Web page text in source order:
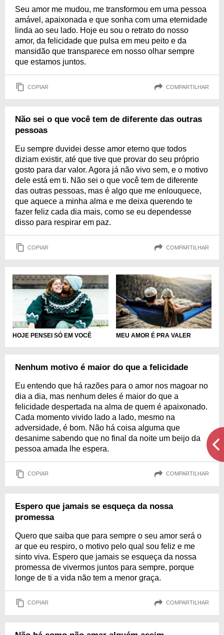
Seu amor me mudou, me transformou em uma pessoa
amável, apaixonada e que sonha com uma eternidade
linda ao seu lado. Hoje eu sou o retrato do nosso
amor, da felicidade que pulsa em meu peito e da
mansidão que transparece em nosso olhar sempre
que estamos juntos.
COPIAR COMPARTILHAR
Não sei o que você tem de diferente das outras
pessoas
Eu sempre duvidei desse amor eterno que todos
diziam existir, até que tive que provar do seu próprio
gosto para dar valor. Agora já não vivo sem, e o motivo
dele está em ti. Não sei o que você tem de diferente
das outras pessoas, mas é algo que me enlouquece,
que aquece a minha alma e me deixa querendo te
fazer feliz cada dia mais, como se eu dependesse
disso para respirar em paz.
COPIAR COMPARTILHAR
HOJE PENSEI SÓ EM VOCÊ MEU AMOR É PRA VALER
Nenhum motivo é maior do que a felicidade
Eu entendo que há razões para o amor nos magoar no
dia a dia, mas nenhum deles é maior do que a
felicidade despertada na alma de quem é apaixonado.
Cada momento vivido lado a lado, mesmo na
adversidade, é bom. Não há coisa alguma que
desanime sabendo que no final da noite um beijo da
pessoa amada lhe espera.
COPIAR COMPARTILHAR
Espero que jamais se esqueça da nossa
promessa
Quero que saiba que para sempre o seu amor será o
ar que eu respiro, o motivo pelo qual sou feliz e me
sinto viva. Espero que jamais se esqueça da nossa
promessa de vivermos juntos para sempre, porque
longe de ti a vida não tem a menor graça.
COPIAR COMPARTILHAR